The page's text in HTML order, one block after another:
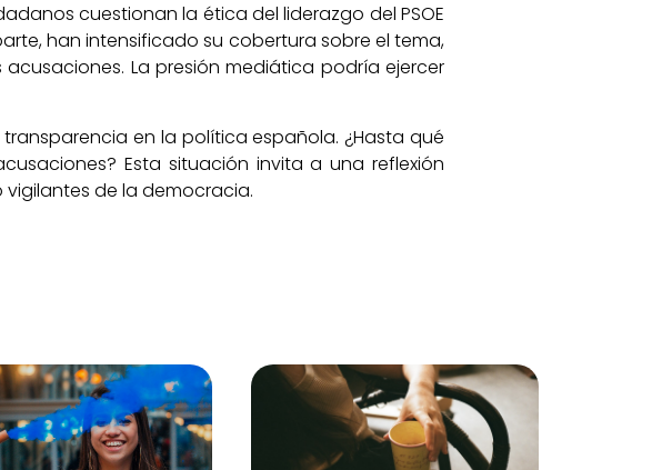
cuestionan la ética del liderazgo del PSOE
han intensificado su cobertura sobre el tema,
La presión mediática podría ejercer
en la política española. ¿Hasta qué
Esta situación invita a una reflexión
de la democracia.